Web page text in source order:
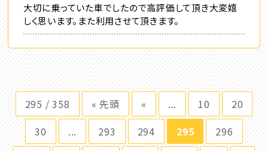
大切に乗っていた車でしたので高評価して頂き大変嬉
しく思います。また利用させて頂きます。
295 / 358 « 先頭 « ... 10
20
30
... 293 294 295
296